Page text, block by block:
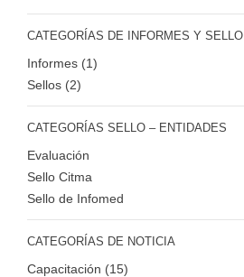
CATEGORÍAS DE INFORMES Y SELLO
Informes (1)
Sellos (2)
CATEGORÍAS SELLO – ENTIDADES
Evaluación
Sello Citma
Sello de Infomed
CATEGORÍAS DE NOTICIA
Capacitación (15)